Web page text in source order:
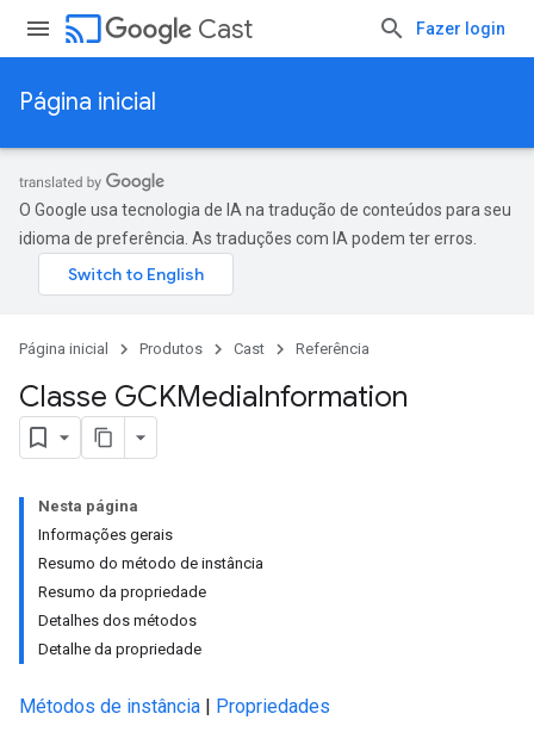
cast Cast Fazer login
Página inicial
O Google usa tecnologia de IA na tradução de conteúdos para seu
idioma de preferência. As traduções com IA podem ter erros.
Página inicial Produtos Cast Referência
Classe GCKMediaInformation
Nesta página
Informações gerais
Resumo do método de instância
Resumo da propriedade
Detalhes dos métodos
Detalhe da propriedade
Métodos de instância | Propriedades